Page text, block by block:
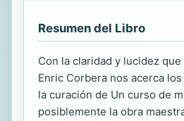
Resumen del Libro
Con la claridad y lucidez
Enric Corbera nos acerca
la curación de Un curso de
posiblemente la obra